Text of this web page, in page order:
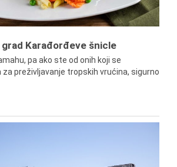
Karađorđeve šnicle
pa ako ste od onih koji se
preživljavanje tropskih vrućina, sigurno